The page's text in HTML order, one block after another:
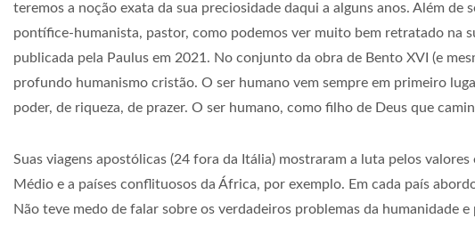
teremos a noção exata da sua preciosidade daqui a alguns anos. Além
pontífice-humanista, pastor, como podemos ver muito bem retratado na
publicada pela Paulus em 2021. No conjunto da obra de Bento XVI (e
profundo humanismo cristão. O ser humano vem sempre em primeiro
poder, de riqueza, de prazer. O ser humano, como filho de Deus que
Suas viagens apostólicas (24 fora da Itália) mostraram a luta pelos
Médio e a países conflituosos da África, por exemplo. Em cada país
Não teve medo de falar sobre os verdadeiros problemas da humanidade